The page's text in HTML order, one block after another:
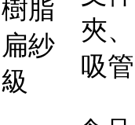
樹脂
扁紗
級
夾、
吸管